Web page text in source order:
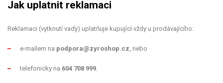
Jak uplatnit reklamaci
Reklamaci (vytknutí vady) uplatňuje kupující vždy u prodávajícího:
e-mailem na podpora@zyroshop.cz, nebo
telefonicky na 604 708 999.